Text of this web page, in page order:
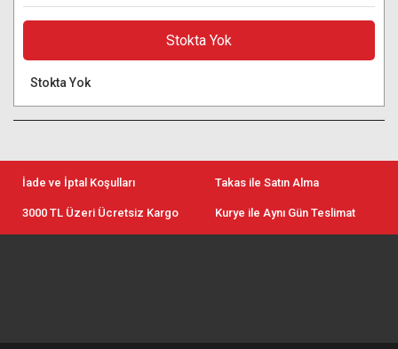
Stokta Yok
Stokta Yok
İade ve İptal Koşulları Takas ile Satın Alma
3000 TL Üzeri Ücretsiz Kargo Kurye ile Aynı Gün Teslimat